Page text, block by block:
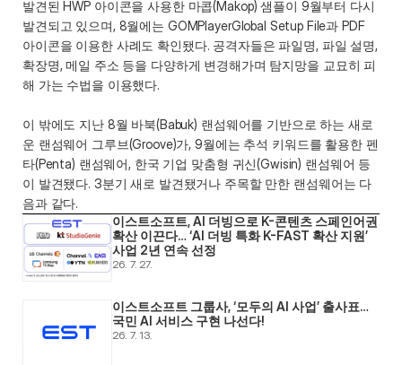
발견된 HWP 아이콘을 사용한 마콥(Makop) 샘플이 9월부터 다시
발견되고 있으며, 8월에는 GOMPlayerGlobal Setup File과 PDF
아이콘을 이용한 사례도 확인됐다. 공격자들은 파일명, 파일 설명,
확장명, 메일 주소 등을 다양하게 변경해가며 탐지망을 교묘히 피
해 가는 수법을 이용했다.
이 밖에도 지난 8월 바북(Babuk) 랜섬웨어를 기반으로 하는 새로
운 랜섬웨어 그루브(Groove)가, 9월에는 추석 키워드를 활용한 펜
타(Penta) 랜섬웨어, 한국 기업 맞춤형 귀신(Gwisin) 랜섬웨어 등
이 발견됐다. 3분기 새로 발견됐거나 주목할 만한 랜섬웨어는 다
음과 같다.
이스트소프트, AI 더빙으로 K-콘텐츠 스페인어권
확산 이끈다… ‘AI 더빙 특화 K-FAST 확산 지원’
사업 2년 연속 선정
26. 7. 27.
이스트소프트 그룹사, ‘모두의 AI 사업’ 출사표…
국민 AI 서비스 구현 나선다!
26. 7. 13.